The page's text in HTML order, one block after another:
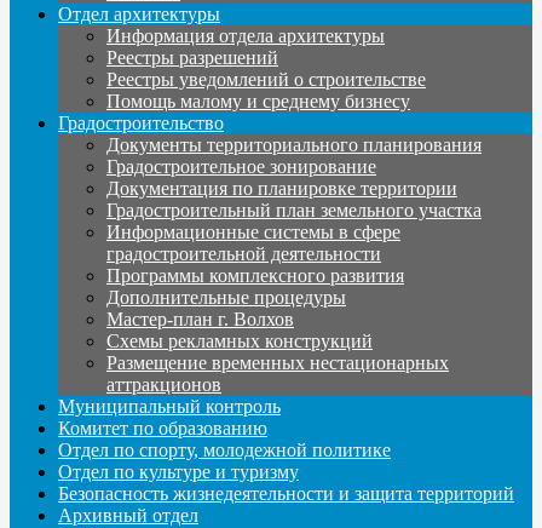
Отдел архитектуры
Информация отдела архитектуры
Реестры разрешений
Реестры уведомлений о строительстве
Помощь малому и среднему бизнесу
Градостроительство
Документы территориального планирования
Градостроительное зонирование
Документация по планировке территории
Градостроительный план земельного участка
Информационные системы в сфере
градостроительной деятельности
Программы комплексного развития
Дополнительные процедуры
Мастер-план г. Волхов
Схемы рекламных конструкций
Размещение временных нестационарных
аттракционов
Муниципальный контроль
Комитет по образованию
Отдел по спорту, молодежной политике
Отдел по культуре и туризму
Безопасность жизнедеятельности и защита территорий
Архивный отдел